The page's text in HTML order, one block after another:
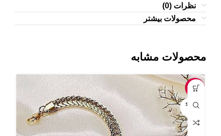
نظرات (0)
محصولات بیشتر
محصولات مشابه
-7%
SOLD